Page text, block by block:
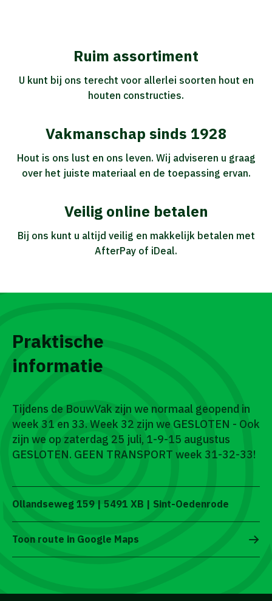
Ruim assortiment
U kunt bij ons terecht voor allerlei soorten hout en
houten constructies.
Vakmanschap sinds 1928
Hout is ons lust en ons leven. Wij adviseren u graag
over het juiste materiaal en de toepassing ervan.
Veilig online betalen
Bij ons kunt u altijd veilig en makkelijk betalen met
AfterPay of iDeal.
Praktische
informatie
Tijdens de BouwVak zijn we normaal geopend in
week 31 en 33. Week 32 zijn we GESLOTEN - Ook
zijn we op zaterdag 25 juli, 1-9-15 augustus
GESLOTEN. GEEN TRANSPORT week 31-32-33!
Ollandseweg 159 | 5491 XB | Sint-Oedenrode
Toon route in Google Maps